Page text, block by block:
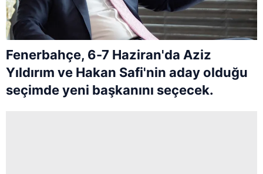
Fenerbahçe, 6-7 Haziran'da Aziz
Yıldırım ve Hakan Safi'nin aday olduğu
seçimde yeni başkanını seçecek.